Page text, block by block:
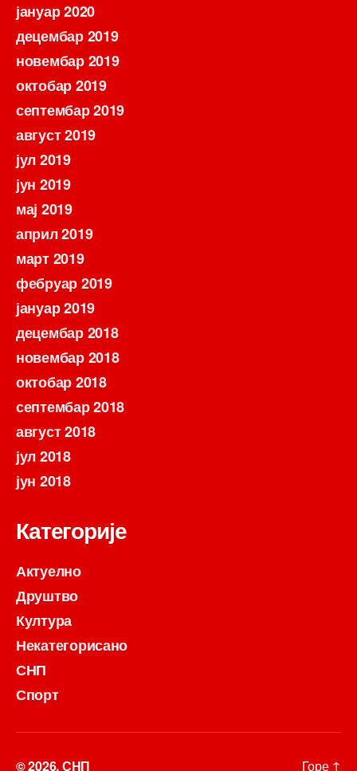
јануар 2020
децембар 2019
новембар 2019
октобар 2019
септембар 2019
август 2019
јул 2019
јун 2019
мај 2019
април 2019
март 2019
фебруар 2019
јануар 2019
децембар 2018
новембар 2018
октобар 2018
септембар 2018
август 2018
јул 2018
јун 2018
Категорије
Актуелно
Друштво
Култура
Некатегорисано
СНП
Спорт
© 2026.СНП Горе ↑